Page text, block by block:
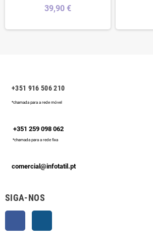
39,90 €
+351 916 506 210
*chamada para a rede móvel
+351 259 098 062
*chamada para a rede fixa
comercial@infotatil.pt
SIGA-NOS